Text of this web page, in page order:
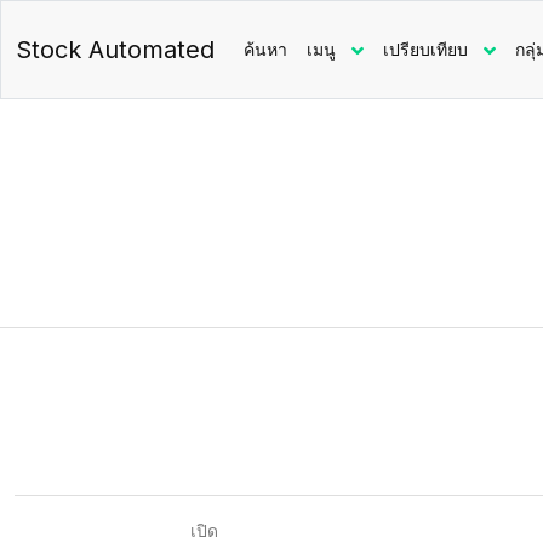
Stock Automated ค้นหา เมนู เปรียบเทียบ กลุ่
เปิด